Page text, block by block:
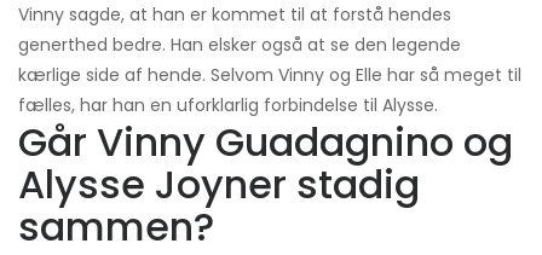
Vinny sagde, at han er kommet til at forstå hendes
generthed bedre. Han elsker også at se den legende
kærlige side af hende. Selvom Vinny og Elle har så meget til
fælles, har han en uforklarlig forbindelse til Alysse.
Går Vinny Guadagnino og
Alysse Joyner stadig
sammen?